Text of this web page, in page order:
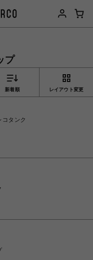
プ
新着順 レイアウト変更
コタンク